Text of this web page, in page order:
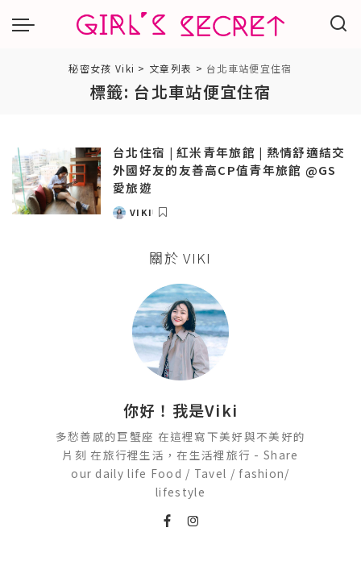
秘密女孩 Viki > 文章列表 > 台北車站便宜住宿
標籤: 台北車站便宜住宿
台北住宿 | 紅米青年旅館 | 熱情舒適結交
外國好友的友善高CP值青年旅館 @GS
愛旅遊
POSTED
VIKI
關於 VIKI
你好！我是Viki
多愁善感的巨蟹座 在這裡寫下美好與不美好的
片刻 在旅行裡生活，在生活裡旅行 - Share
our daily life Food / Tavel / fashion/
lifestyle